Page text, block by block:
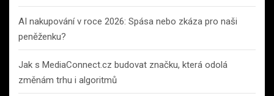
AI nakupování v roce 2026: Spása nebo zkáza pro naši
peněženku?
Jak s MediaConnect.cz budovat značku, která odolá
změnám trhu i algoritmů